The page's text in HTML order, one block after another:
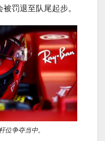
罚退至队尾起步。
位争夺当中。